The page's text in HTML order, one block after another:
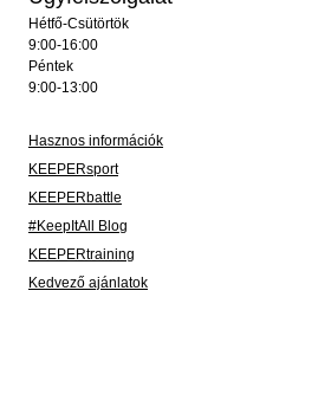
Hétfő-Csütörtök
9:00-16:00
Péntek
9:00-13:00
Hasznos információk
KEEPERsport
KEEPERbattle
#KeepItAll Blog
KEEPERtraining
Kedvező ajánlatok